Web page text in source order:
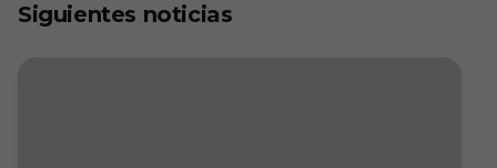
Siguientes noticias